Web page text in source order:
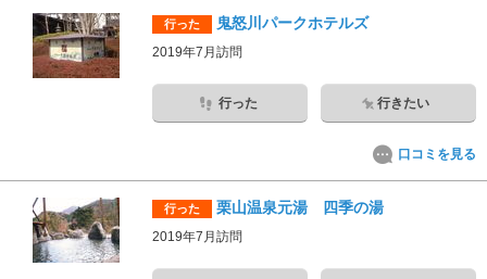
行った 鬼怒川パークホテルズ
2019年7月訪問
行った 行きたい
口コミを見る
行った 栗山温泉元湯 四季の湯
2019年7月訪問